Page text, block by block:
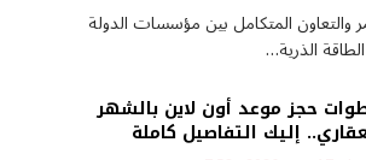
والتعاون المتكامل بين مؤسسات الدولة
الذرية…
حجز موعد أون لاين بالشهر
إليك التفاصيل كاملة